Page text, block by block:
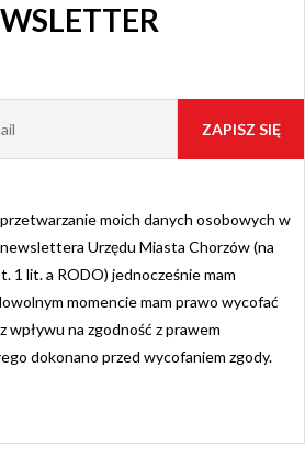
moich danych osobowych w
Urzędu Miasta Chorzów (na
1 lit. a RODO) jednocześnie mam
momencie mam prawo wycofać
wpływu na zgodność z prawem
dokonano przed wycofaniem zgody.